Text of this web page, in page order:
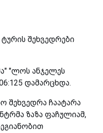
შეხვედრები
"ლოს ანჯელეს
დამარცხდა.
შეხვედრა ჩაატარა
ზაზა ფაჩულიამ,